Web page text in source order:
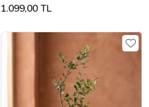
1.099,00 TL